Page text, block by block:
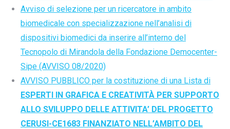
Avviso di selezione per un ricercatore in ambito
biomedicale con specializzazione nell’analisi di
dispositivi biomedici da inserire all’interno del
Tecnopolo di Mirandola della Fondazione Democenter-
Sipe (AVVISO 08/2020)
AVVISO PUBBLICO per la costituzione di una Lista di
ESPERTI IN GRAFICA E CREATIVITÀ PER SUPPORTO
ALLO SVILUPPO DELLE ATTIVITA’ DEL PROGETTO
CERUSI-CE1683 FINANZIATO NELL’AMBITO DEL